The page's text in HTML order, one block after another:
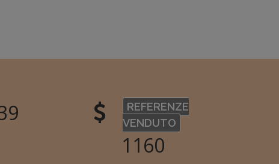
REFERENZE
VENDUTO
1387